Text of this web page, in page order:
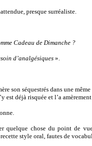
presque surréaliste.
Cadeau de Dimanche ?
d’analgésiques ».
son séquestrés dans une
est déjà risquée et l’a
quelque chose du point de
style oral, fautes de